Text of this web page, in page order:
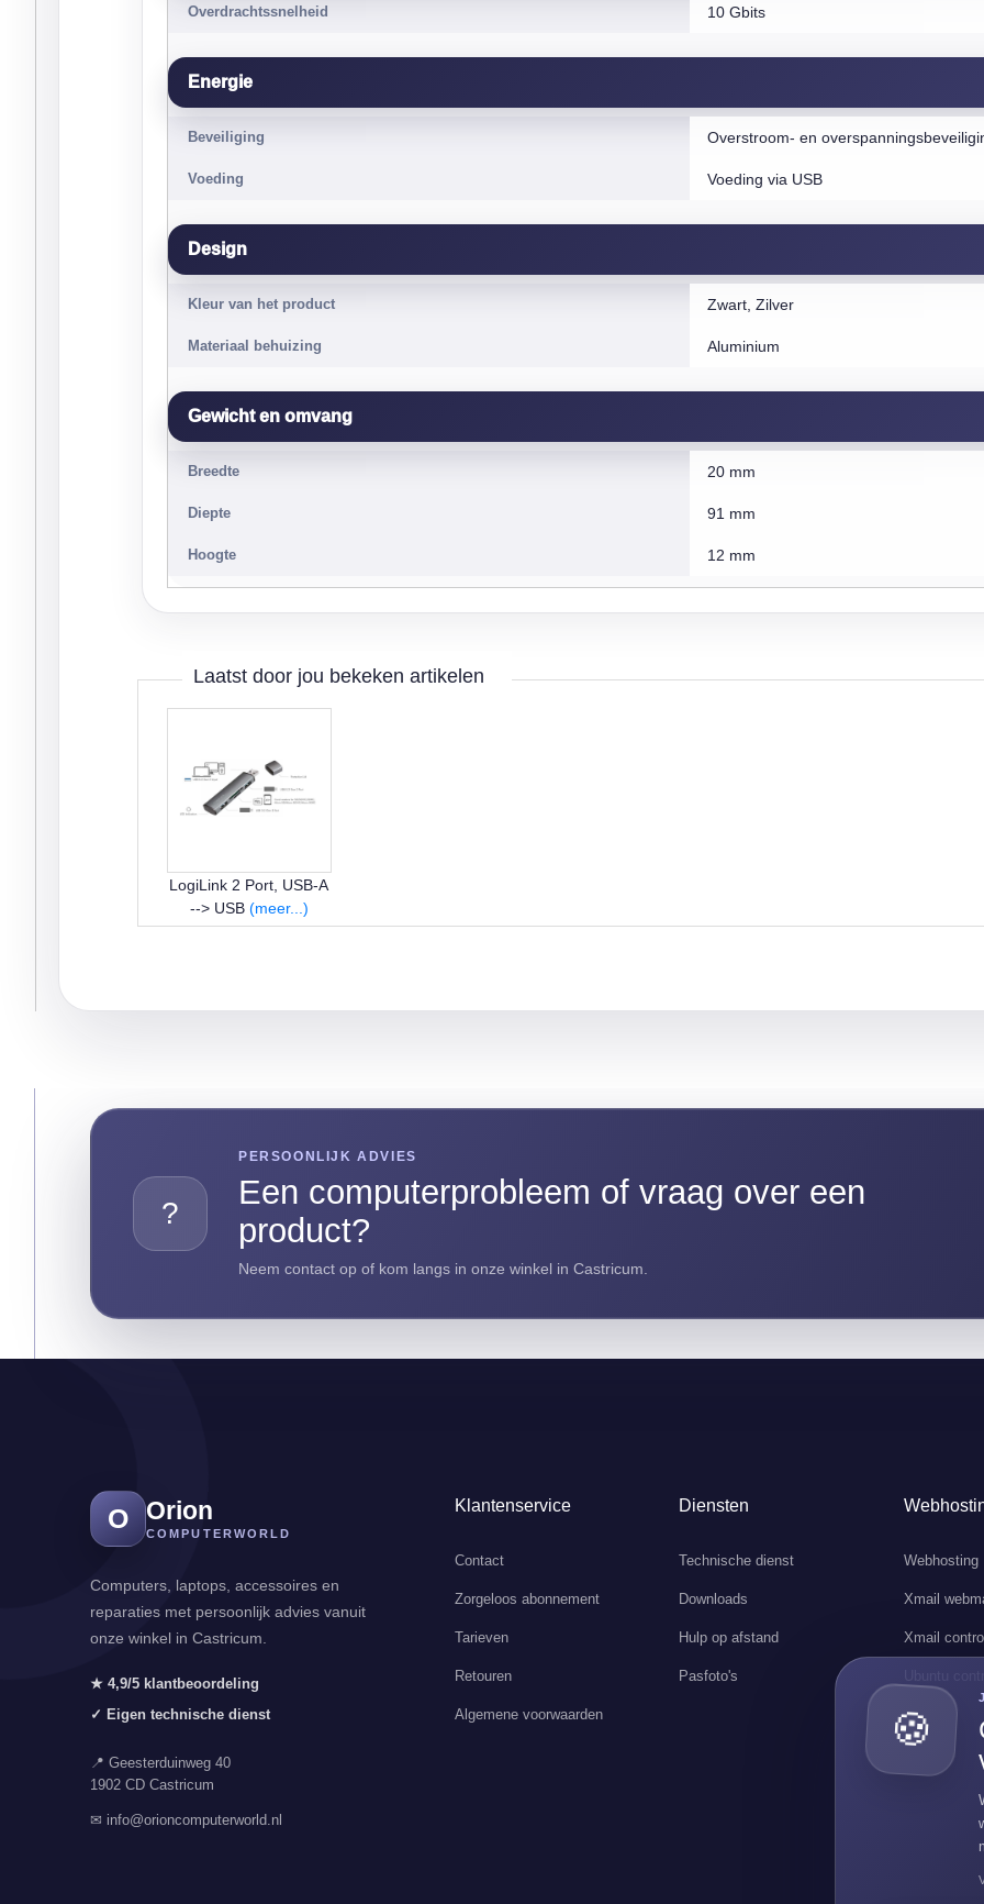
🍪
Overdrachtssnelheid 10 Gbits
Energie
Beveiliging Overstroom- en
Voeding Voeding via USB
Design
Kleur van het product Zwart, Zilver
Materiaal behuizing Aluminium
Gewicht en omvang
Breedte 20 mm
Diepte 91 mm
Hoogte 12 mm
Laatst door jou bekeken artikelen
LogiLink 2 Port, USB-A
--> USB (meer...)
?
PERSOONLIJK ADVIES
Een computerprobleem of vraag over een
product?
Neem contact op of kom langs in onze winkel in Castricum.
O Orion
COMPUTERWORLD
Computers, laptops, accessoires en
reparaties met persoonlijk advies vanuit
onze winkel in Castricum.
★ 4,9/5 klantbeoordeling
✓ Eigen technische dienst
📍 Geesterduinweg 40
1902 CD Castricum
✉ info@orioncomputerworld.nl
Klantenservice
Contact
Zorgeloos abonnement
Tarieven
Retouren
Algemene voorwaarden
Diensten
Technische dienst
Downloads
Hulp op afstand
Pasfoto's
Webhosting
Xmail
Xmail